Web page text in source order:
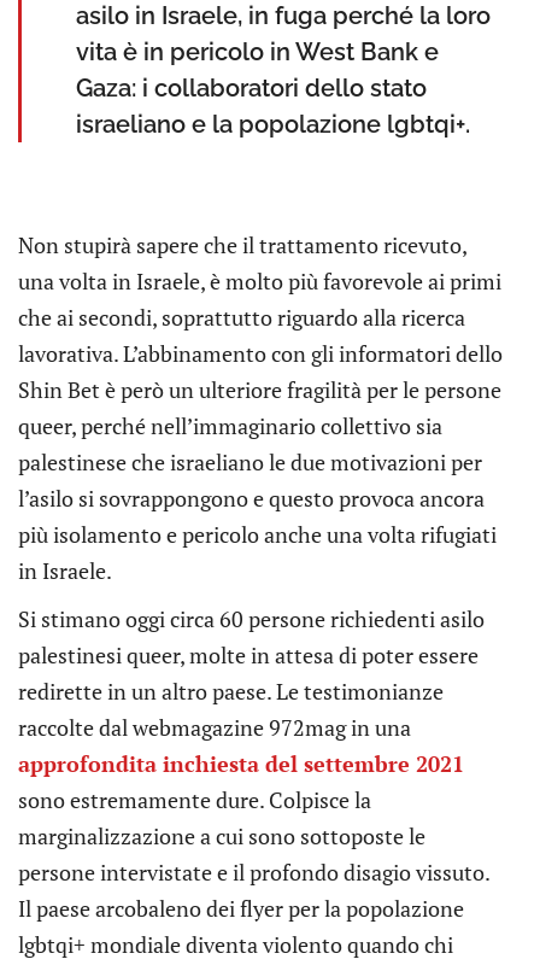
asilo in Israele, in fuga perché la loro
vita è in pericolo in West Bank e
Gaza: i collaboratori dello stato
israeliano e la popolazione lgbtqi+.
Non stupirà sapere che il trattamento ricevuto,
una volta in Israele, è molto più favorevole ai primi
che ai secondi, soprattutto riguardo alla ricerca
lavorativa. L’abbinamento con gli informatori dello
Shin Bet è però un ulteriore fragilità per le persone
queer, perché nell’immaginario collettivo sia
palestinese che israeliano le due motivazioni per
l’asilo si sovrappongono e questo provoca ancora
più isolamento e pericolo anche una volta rifugiati
in Israele.
Si stimano oggi circa 60 persone richiedenti asilo
palestinesi queer, molte in attesa di poter essere
redirette in un altro paese. Le testimonianze
raccolte dal webmagazine 972mag in una
approfondita inchiesta del settembre 2021
sono estremamente dure. Colpisce la
marginalizzazione a cui sono sottoposte le
persone intervistate e il profondo disagio vissuto.
Il paese arcobaleno dei flyer per la popolazione
lgbtqi+ mondiale diventa violento quando chi